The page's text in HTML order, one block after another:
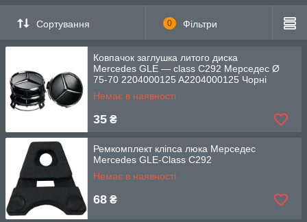
Сортування 0 Фільтри
Ковпачок заглушка литого диска
Mercedes GLE — class C292 Мерседес Ø
75-70 2204000125 A2204000125 Чорні
Немає в наявності
35 ₴
Ремкомплект кліпса люка Мерседес
Mercedes GLE-Class C292
Немає в наявності
68 ₴